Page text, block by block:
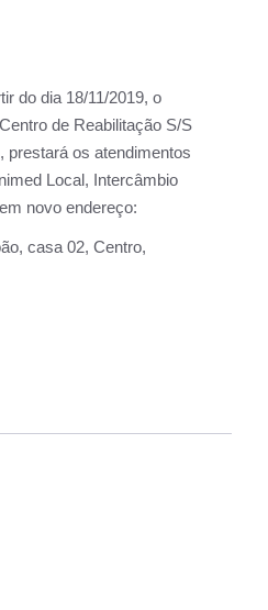
do dia 18/11/2019, o
de Reabilitação S/S
prestará os atendimentos
Local, Intercâmbio
em novo endereço:
casa 02, Centro,